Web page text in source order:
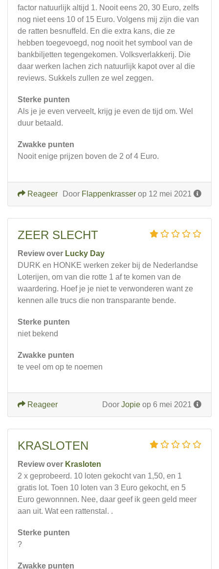
factor natuurlijk altijd 1. Nooit eens 20, 30 Euro, zelfs
nog niet eens 10 of 15 Euro. Volgens mij zijn die van
de ratten besnuffeld. En die extra kans, die ze
hebben toegevoegd, nog nooit het symbool van de
bankbiljetten tegengekomen. Volksverlakkerij. Die
daar werken lachen zich natuurlijk kapot over al die
reviews. Sukkels zullen ze wel zeggen.
Sterke punten
Als je je even verveelt, krijg je even de tijd om. Wel
duur betaald.
Zwakke punten
Nooit enige prijzen boven de 2 of 4 Euro.
Door Flappenkrasser op 12 mei 2021
Reageer
ZEER SLECHT
Review over Lucky Day
DURK en HONKE werken zeker bij de Nederlandse
Loterijen, om van die rotte 1 af te komen van de
waardering. Hoef je je niet te verwonderen want ze
kennen alle trucs die non transparante bende.
Sterke punten
niet bekend
Zwakke punten
te veel om op te noemen
Door Jopie op 6 mei 2021
Reageer
KRASLOTEN
Review over Krasloten
2 x geprobeerd. 10 loten gekocht van 1,50, en 1
gratis lot. Toen 10 loten van 3 Euro gekocht, en 5
Euro gewonnnen. Nee, daar geef ik geen geld meer
aan uit. Wat een rattenstal. .
Sterke punten
?
Zwakke punten